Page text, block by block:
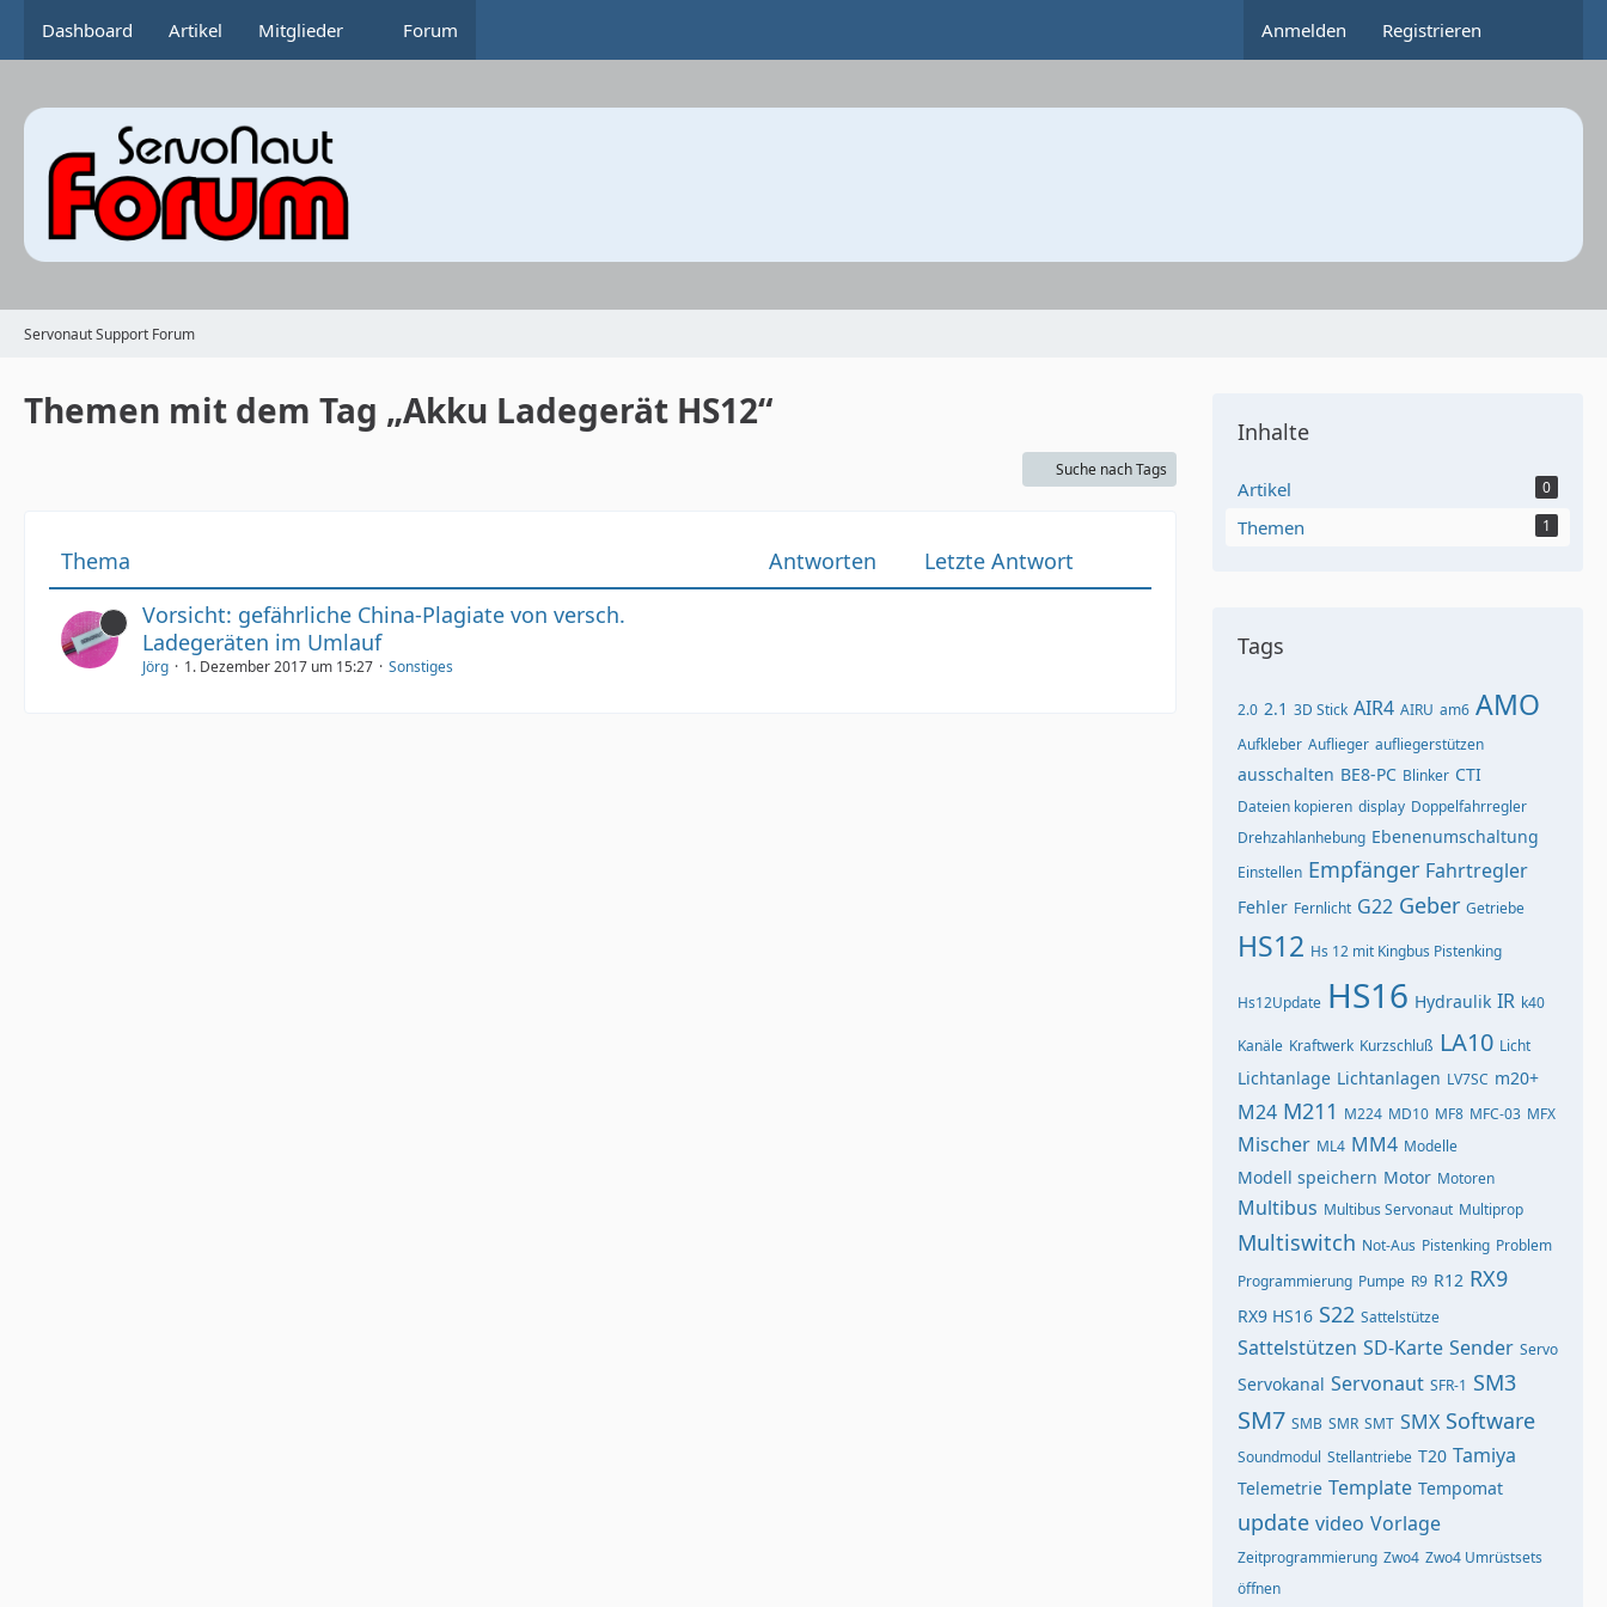
Dashboard Artikel Mitglieder Forum Anmelden Registrieren
Servonaut Support Forum
Themen mit dem Tag „Akku Ladegerät HS12“
Suche nach Tags
Thema Antworten
Letzte Antwort
Vorsicht: gefährliche China-Plagiate von versch.
Ladegeräten im Umlauf
Jörg 1. Dezember 2017 um 15:27 Sonstiges
Inhalte
Artikel 0
Themen 1
Tags
2.0 2.1 3D Stick AIR4 AIRU am6 AMO
Aufkleber Auflieger aufliegerstützen
ausschalten BE8-PC Blinker CTI
Dateien kopieren display Doppelfahrregler
Drehzahlanhebung Ebenenumschaltung
Einstellen Empfänger Fahrtregler
Fehler Fernlicht G22 Geber Getriebe
HS12 Hs 12 mit Kingbus Pistenking
Hs12Update HS16 Hydraulik IR k40
Kanäle Kraftwerk Kurzschluß LA10 Licht
Lichtanlage Lichtanlagen LV7SC m20+
M24 M211 M224 MD10 MF8 MFC-03 MFX
Mischer ML4 MM4 Modelle
Modell speichern Motor Motoren
Multibus Multibus Servonaut Multiprop
Multiswitch Not-Aus Pistenking Problem
Programmierung Pumpe R9 R12 RX9
RX9 HS16 S22 Sattelstütze
Sattelstützen SD-Karte Sender Servo
Servokanal Servonaut SFR-1 SM3
SM7 SMB SMR SMT SMX Software
Soundmodul Stellantriebe T20 Tamiya
Telemetrie Template Tempomat
update video Vorlage
Zeitprogrammierung Zwo4 Zwo4 Umrüstsets
öffnen